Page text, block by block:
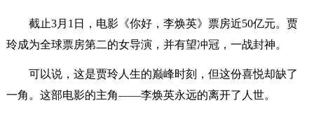
截止3月1日，电影《你好，李焕英》票房近50亿元。贾
玲成为全球票房第二的女导演，并有望冲冠，一战封神。
可以说，这是贾玲人生的巅峰时刻，但这份喜悦却缺了
一角。这部电影的主角——李焕英永远的离开了人世。